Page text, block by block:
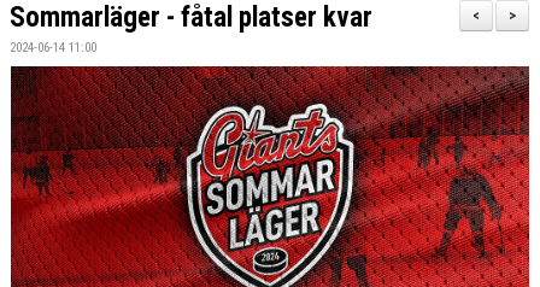
OM OSS
SPONSORER
MEDLEMSKAP
DOKUMENT/LÄNKAR
LUND GIANTS RÖDA TRÅD
>
<
Sommarläger - fåtal platser kvar
2024-06-14 11:00